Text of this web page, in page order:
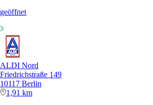
geöffnet
ALDI Nord
Friedrichstraße 149
10117 Berlin
1,91 km